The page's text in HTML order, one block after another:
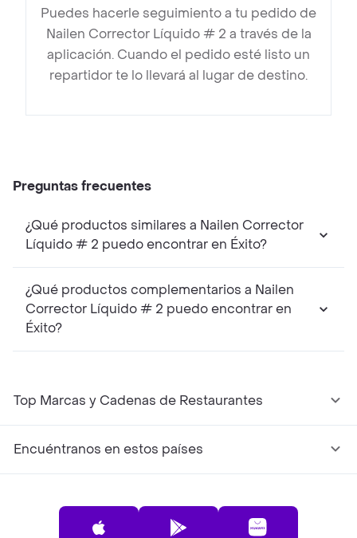
Puedes hacerle seguimiento a tu pedido de
Nailen Corrector Líquido # 2 a través de la
aplicación. Cuando el pedido esté listo un
repartidor te lo llevará al lugar de destino.
Preguntas frecuentes
¿Qué productos similares a Nailen Corrector
Líquido # 2 puedo encontrar en Éxito?
¿Qué productos complementarios a Nailen
Corrector Líquido # 2 puedo encontrar en
Éxito?
Top Marcas y Cadenas de Restaurantes
Encuéntranos en estos países